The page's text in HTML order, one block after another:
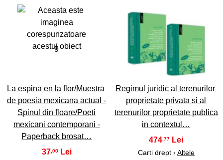
9
La espina en la flor/Muestra
de poesia mexicana actual -
Spinul din floare/Poeti
mexicani contemporani -
Paperback brosat…
37,00
10
Regimul juridic al terenurilor
proprietate privata si al
terenurilor proprietate publica
in contextul…
474 ,77
Carti drept › Altele